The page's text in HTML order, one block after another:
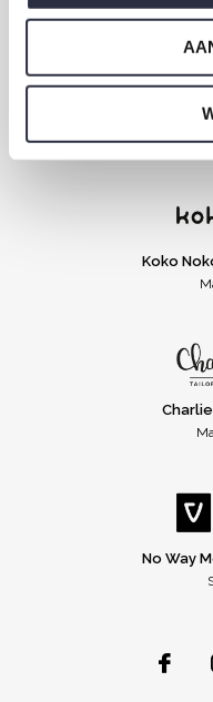
Dirkje
Koko
No Way